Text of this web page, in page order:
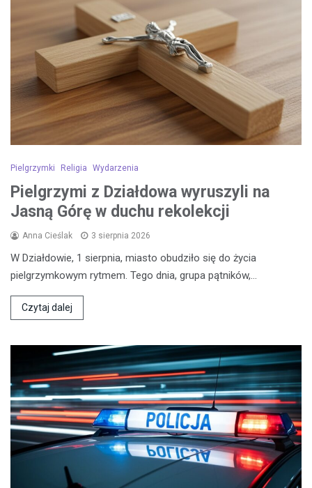
Pielgrzymki Religia Wydarzenia
Pielgrzymi z Działdowa wyruszyli na
Jasną Górę w duchu rekolekcji
Anna Cieślak 3 sierpnia 2026
W Działdowie, 1 sierpnia, miasto obudziło się do życia
pielgrzymkowym rytmem. Tego dnia, grupa pątników,…
Czytaj dalej